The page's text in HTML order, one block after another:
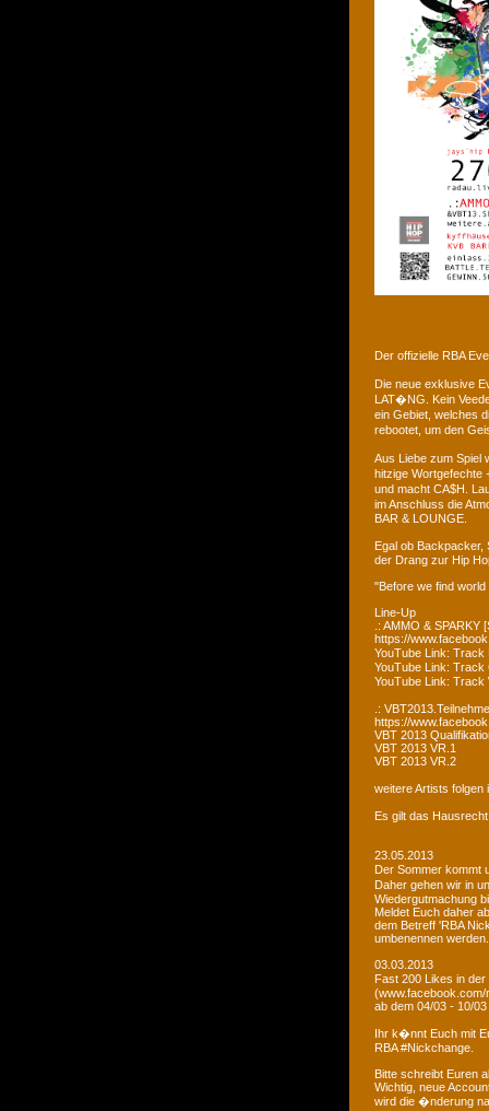
Der offizielle RBA
Die neue exklusive
LAT�NG. Kein
ein Gebiet, welches
rebootet, um den
Aus Liebe zum Spiel
hitzige Wortgefechte
und macht CA$H.
im Anschluss die
BAR & LOUNGE.
Egal ob
der Drang zur Hip
"Before we find
Line-Up
.: AMMO & SPARKY
https://
YouTube Link:
YouTube Link: Track
YouTube Link:
.:
https://
VBT 2013
VBT 2013 VR.1
VBT 2013 VR.2
weitere Artists
Es gilt das
23.05.2013
Der Sommer kommt
Daher gehen wir in
Wiedergutmachung
Meldet Euch daher
dem Betreff 'RBA
umbenennen
03.03.2013
Fast 200 Likes in
ab dem 04/03 - 10/
Ihr k�nnt Euch mit
RBA #Nickchange.
Bitte schreibt Euren
Wichtig, neue
wird die �nderung